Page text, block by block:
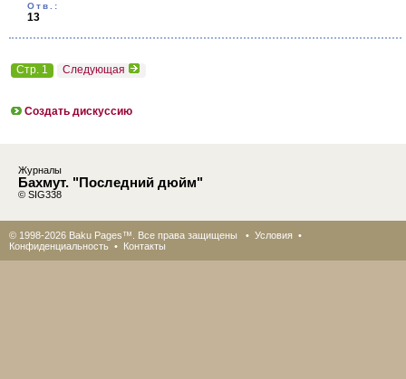
Отв.:
13
Стр. 1 Следующая
Создать дискуссию
Журналы
Бахмут. "Последний дюйм"
© SIG338
© 1998-2026 Baku Pages™. Все права защищены • Условия •
Конфиденциальность • Контакты